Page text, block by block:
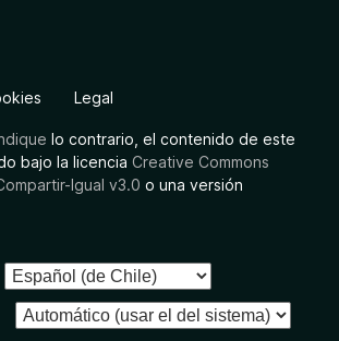
Legal
lo contrario, el contenido de este
bajo la licencia Creative Commons
Igual v3.0 o una versión